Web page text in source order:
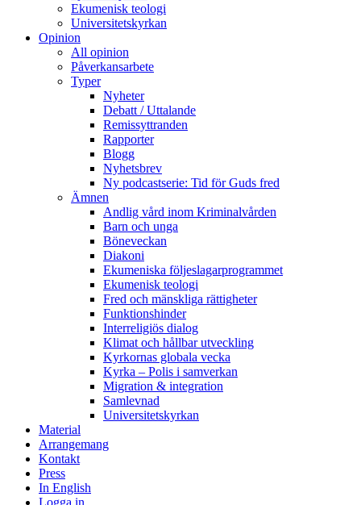
Ekumenisk teologi
Universitetskyrkan
Opinion
All opinion
Påverkansarbete
Typer
Nyheter
Debatt / Uttalande
Remissyttranden
Rapporter
Blogg
Nyhetsbrev
Ny podcastserie: Tid för Guds fred
Ämnen
Andlig vård inom Kriminalvården
Barn och unga
Böneveckan
Diakoni
Ekumeniska följeslagarprogrammet
Ekumenisk teologi
Fred och mänskliga rättigheter
Funktionshinder
Interreligiös dialog
Klimat och hållbar utveckling
Kyrkornas globala vecka
Kyrka – Polis i samverkan
Migration & integration
Samlevnad
Universitetskyrkan
Material
Arrangemang
Kontakt
Press
In English
Logga in